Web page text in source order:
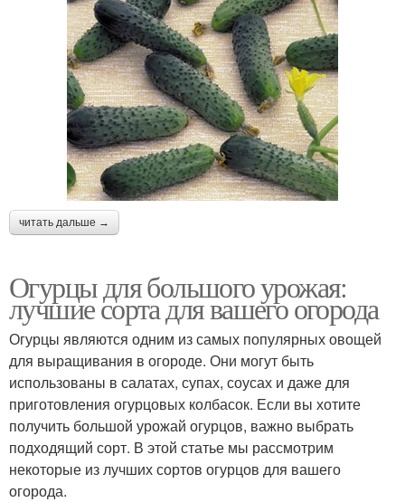
читать дальше →
Огурцы для большого урожая:
лучшие сорта для вашего огорода
Огурцы являются одним из самых популярных овощей
для выращивания в огороде. Они могут быть
использованы в салатах, супах, соусах и даже для
приготовления огурцовых колбасок. Если вы хотите
получить большой урожай огурцов, важно выбрать
подходящий сорт. В этой статье мы рассмотрим
некоторые из лучших сортов огурцов для вашего
огорода.